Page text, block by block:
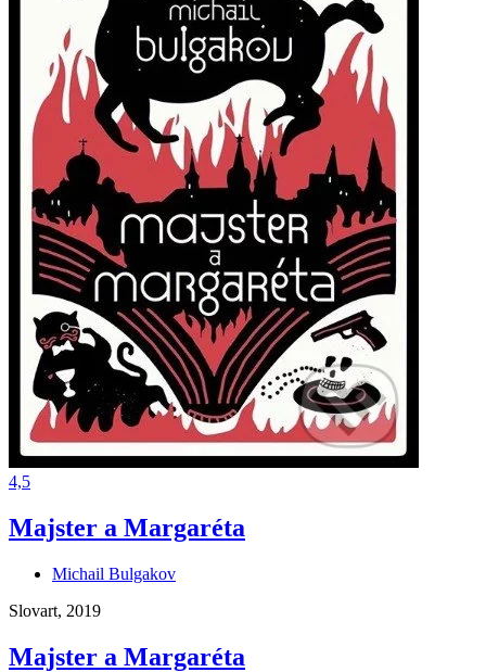
4,5
Majster a Margaréta
Michail Bulgakov
Slovart, 2019
Majster a Margaréta